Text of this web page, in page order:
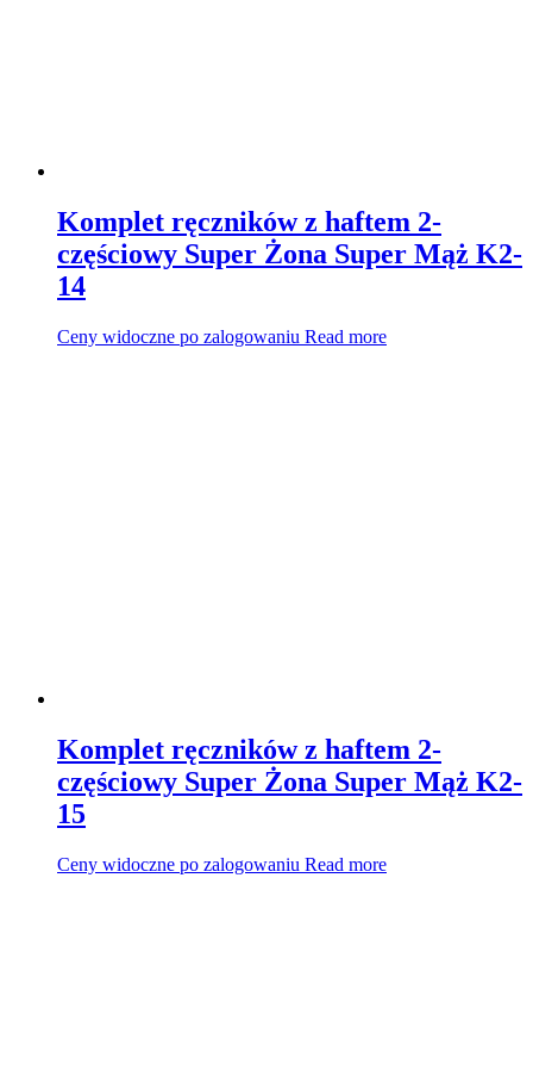
Komplet ręczników z haftem 2-
częściowy Super Żona Super Mąż K2-
14
Ceny widoczne po zalogowaniu Read more
Komplet ręczników z haftem 2-
częściowy Super Żona Super Mąż K2-
15
Ceny widoczne po zalogowaniu Read more